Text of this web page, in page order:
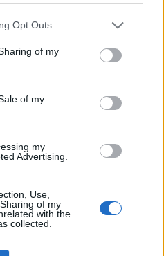
Opt Outs
of my
of my
my
Advertising.
Use,
of my
with the
collected.
για τη
Αυγούστου 1826»